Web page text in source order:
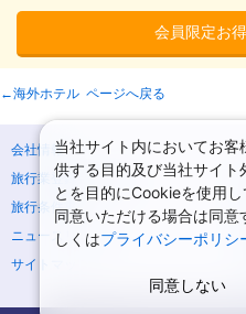
会員限定お
←海外ホテル ページへ戻る
会社情報
旅行業登録票・約款
旅行条件書
ニュースリリース
サイトマップ
当社サイト内においてお
供する目的及び当社サイト
とを目的にCookieを使用
同意いただける場合は同
しくはプライバシーポリシ
同意しない